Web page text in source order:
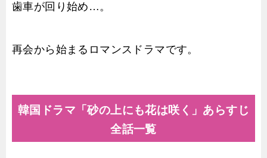
歯車が回り始め…。
再会から始まるロマンスドラマです。
韓国ドラマ「砂の上にも花は咲く」あらすじ
全話一覧